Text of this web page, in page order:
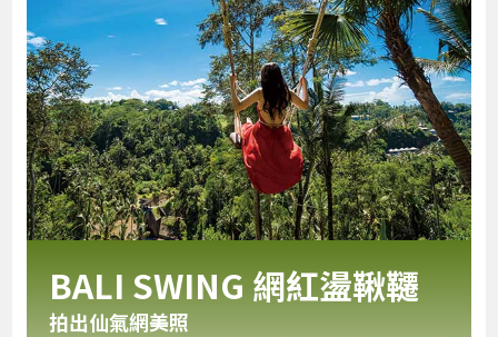
BALI SWING 網紅盪鞦韆
拍出仙氣網美照